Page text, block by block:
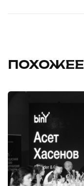
ПОХОЖЕЕ